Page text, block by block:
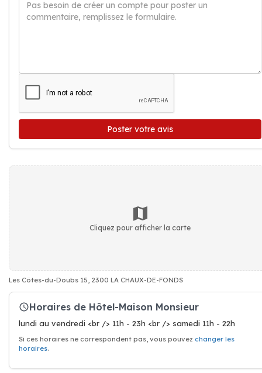
Poster votre avis
Cliquez pour afficher la carte
Les Côtes-du-Doubs 15, 2300 LA CHAUX-DE-FONDS
Horaires de Hôtel-Maison Monsieur
lundi au vendredi <br /> 11h - 23h <br /> samedi 11h - 22h
Si ces horaires ne correspondent pas, vous pouvez changer les
horaires.